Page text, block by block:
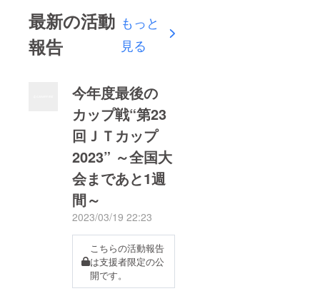
最新の活動
報告
もっと
見る
今年度最後の
カップ戦“第23
回ＪＴカップ
2023” ～全国大
会まであと1週
間～
2023/03/19 22:23
こちらの活動報告
は支援者限定の公
開です。